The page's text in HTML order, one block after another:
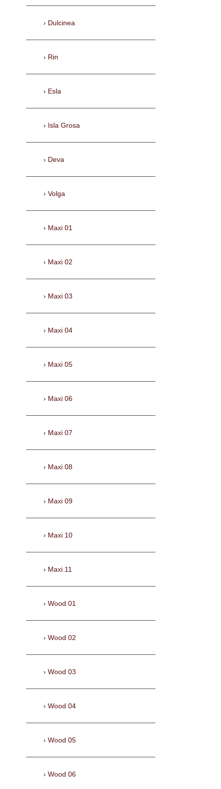
Dulcinea
Rin
Esla
Isla Grosa
Deva
Volga
Maxi 01
Maxi 02
Maxi 03
Maxi 04
Maxi 05
Maxi 06
Maxi 07
Maxi 08
Maxi 09
Maxi 10
Maxi 11
Wood 01
Wood 02
Wood 03
Wood 04
Wood 05
Wood 06